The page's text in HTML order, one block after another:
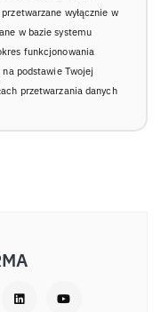
wyłącznie w
w bazie systemu
funkcjonowania
podstawie Twojej
przetwarzania danych